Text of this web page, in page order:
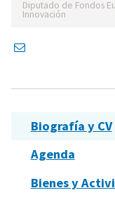
Diputado de Fondos
Innovación
Biografía y CV
Agenda
Bienes y